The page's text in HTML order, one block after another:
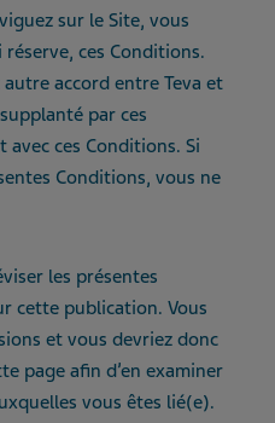
sur le Site, vous
ces Conditions.
accord entre Teva et
par ces
ces Conditions. Si
Conditions, vous ne
les présentes
cette publication. Vous
et vous devriez donc
page afin d’en examiner
vous êtes lié(e).